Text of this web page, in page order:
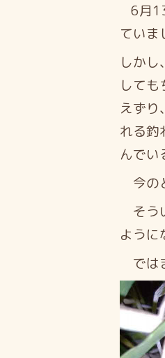
6月
ていま
しか
して
えずり
れる釣
んでい
今の
そう
ように
では